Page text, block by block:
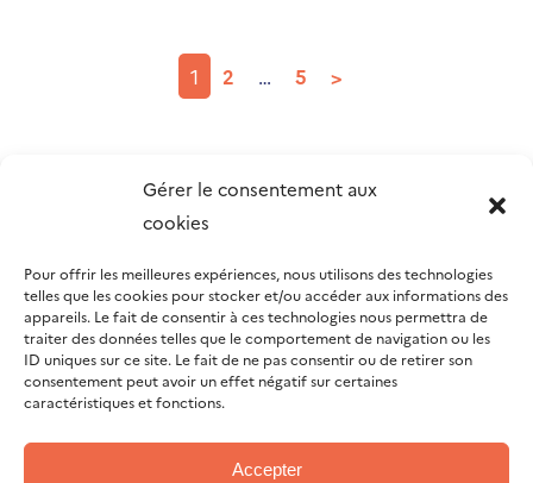
Gérer le consentement aux
cookies
Pour offrir les meilleures expériences, nous utilisons des technologies
telles que les cookies pour stocker et/ou accéder aux informations des
appareils. Le fait de consentir à ces technologies nous permettra de
traiter des données telles que le comportement de navigation ou les
ID uniques sur ce site. Le fait de ne pas consentir ou de retirer son
consentement peut avoir un effet négatif sur certaines
caractéristiques et fonctions.
Accepter
1 2 … 5 >